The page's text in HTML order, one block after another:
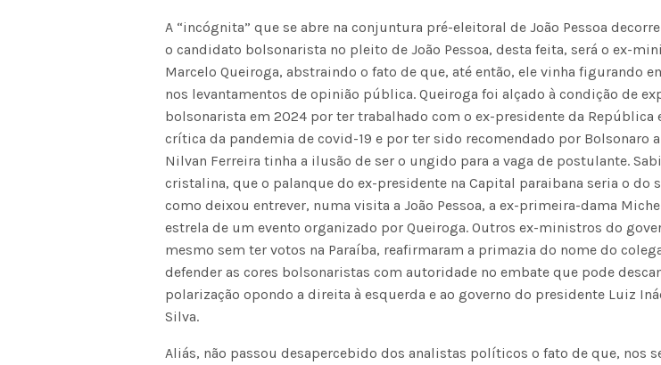
A “incógnita” que se abre na conjuntura pré-eleitoral de João Pessoa
o candidato bolsonarista no pleito de João Pessoa, desta feita, será o ex-
Marcelo Queiroga, abstraindo o fato de que, até então, ele vinha figurando
nos levantamentos de opinião pública. Queiroga foi alçado à condição de
bolsonarista em 2024 por ter trabalhado com o ex-presidente da República
crítica da pandemia de covid-19 e por ter sido recomendado por Bolsonaro
Nilvan Ferreira tinha a ilusão de ser o ungido para a vaga de postulante.
cristalina, que o palanque do ex-presidente na Capital paraibana seria o do
como deixou entrever, numa visita a João Pessoa, a ex-primeira-dama
estrela de um evento organizado por Queiroga. Outros ex-ministros do
mesmo sem ter votos na Paraíba, reafirmaram a primazia do nome do
defender as cores bolsonaristas com autoridade no embate que pode
polarização opondo a direita à esquerda e ao governo do presidente Luiz
Silva.
Aliás, não passou desapercebido dos analistas políticos o fato de que, nos